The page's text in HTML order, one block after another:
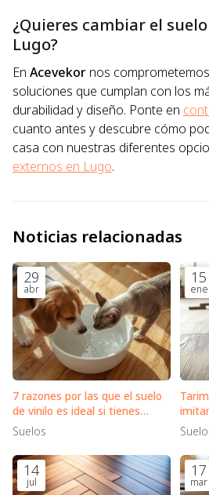
¿Quieres cambiar el
Lugo?
En Acevekor nos
soluciones que cumplan con los
durabilidad y diseño. Ponte en
cuanto antes y descubre cómo
casa con nuestras diferentes
externos en Lugo.
Noticias relacionadas
29
abr
7 razones por las que el suelo
de vinilo es ideal si tienes
mascotas en casa
Suelos
15
ene
mejor?
14
jul
17
mar